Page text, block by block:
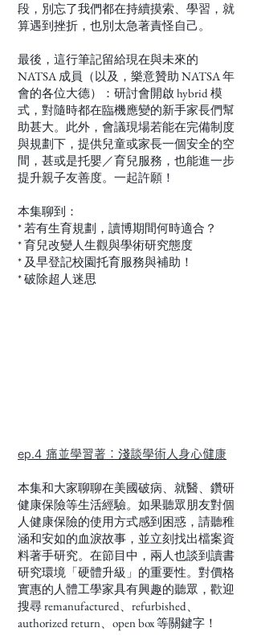
段，別忘了我們都在持續摸索、學習，就
算遇到挫折，也別太急著責怪自己。
最後，這行筆記留給現在與未來的
NATSA 成員（以及，樂意贊助 NATSA 年
會的各位大德）：研討會開啟 hybrid 模
式，對隨時都在臨機應變的新手家長們幫
助甚大。此外，會議現場若能在完備制度
與規劃下，提供兒童或家長一個安全的空
間，甚或是托嬰／育兒服務，也能進一步
提升親子友善度。一起許願！
本集聊到：
* 若有生育規劃，讀博期間何時適合？
* 育兒改變人生觀與學術研究態度
* 及早登記校園托育服務與補助！
* 破除超人迷思
ep.4 痛並學習著：淺談學術人身心健康
本集和大家聊聊在美國破病、就醫、鑽研
健康保險等生活經驗。如果聽眾朋友對個
人健康保險的使用方式感到困惑，請聽稚
涵和安如的血淚故事，並立刻找出檔案資
料著手研究。在節目中，兩人也談到讀書
研究環境「硬體升級」的重要性。對價格
實惠的人體工學家具有興趣的聽眾，歡迎
搜尋 remanufactured、refurbished、
authorized return、open box 等關鍵字！